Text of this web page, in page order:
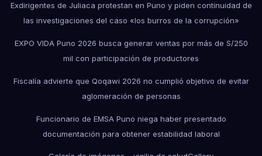
Exdirigentes de Juliaca protestan en Puno y piden continuidad de
las investigaciones del caso «los burros de la corrupción»
EXPO VIDA Puno 2026 busca generar ventas por más de S/250
mil con participación de productores
Fiscalía advierte que Qoqawi 2026 no cumplió objetivo de evitar
aglomeración de personas
Funcionario de EMSA Puno niega haber presentado
documentación para obtener estabilidad laboral